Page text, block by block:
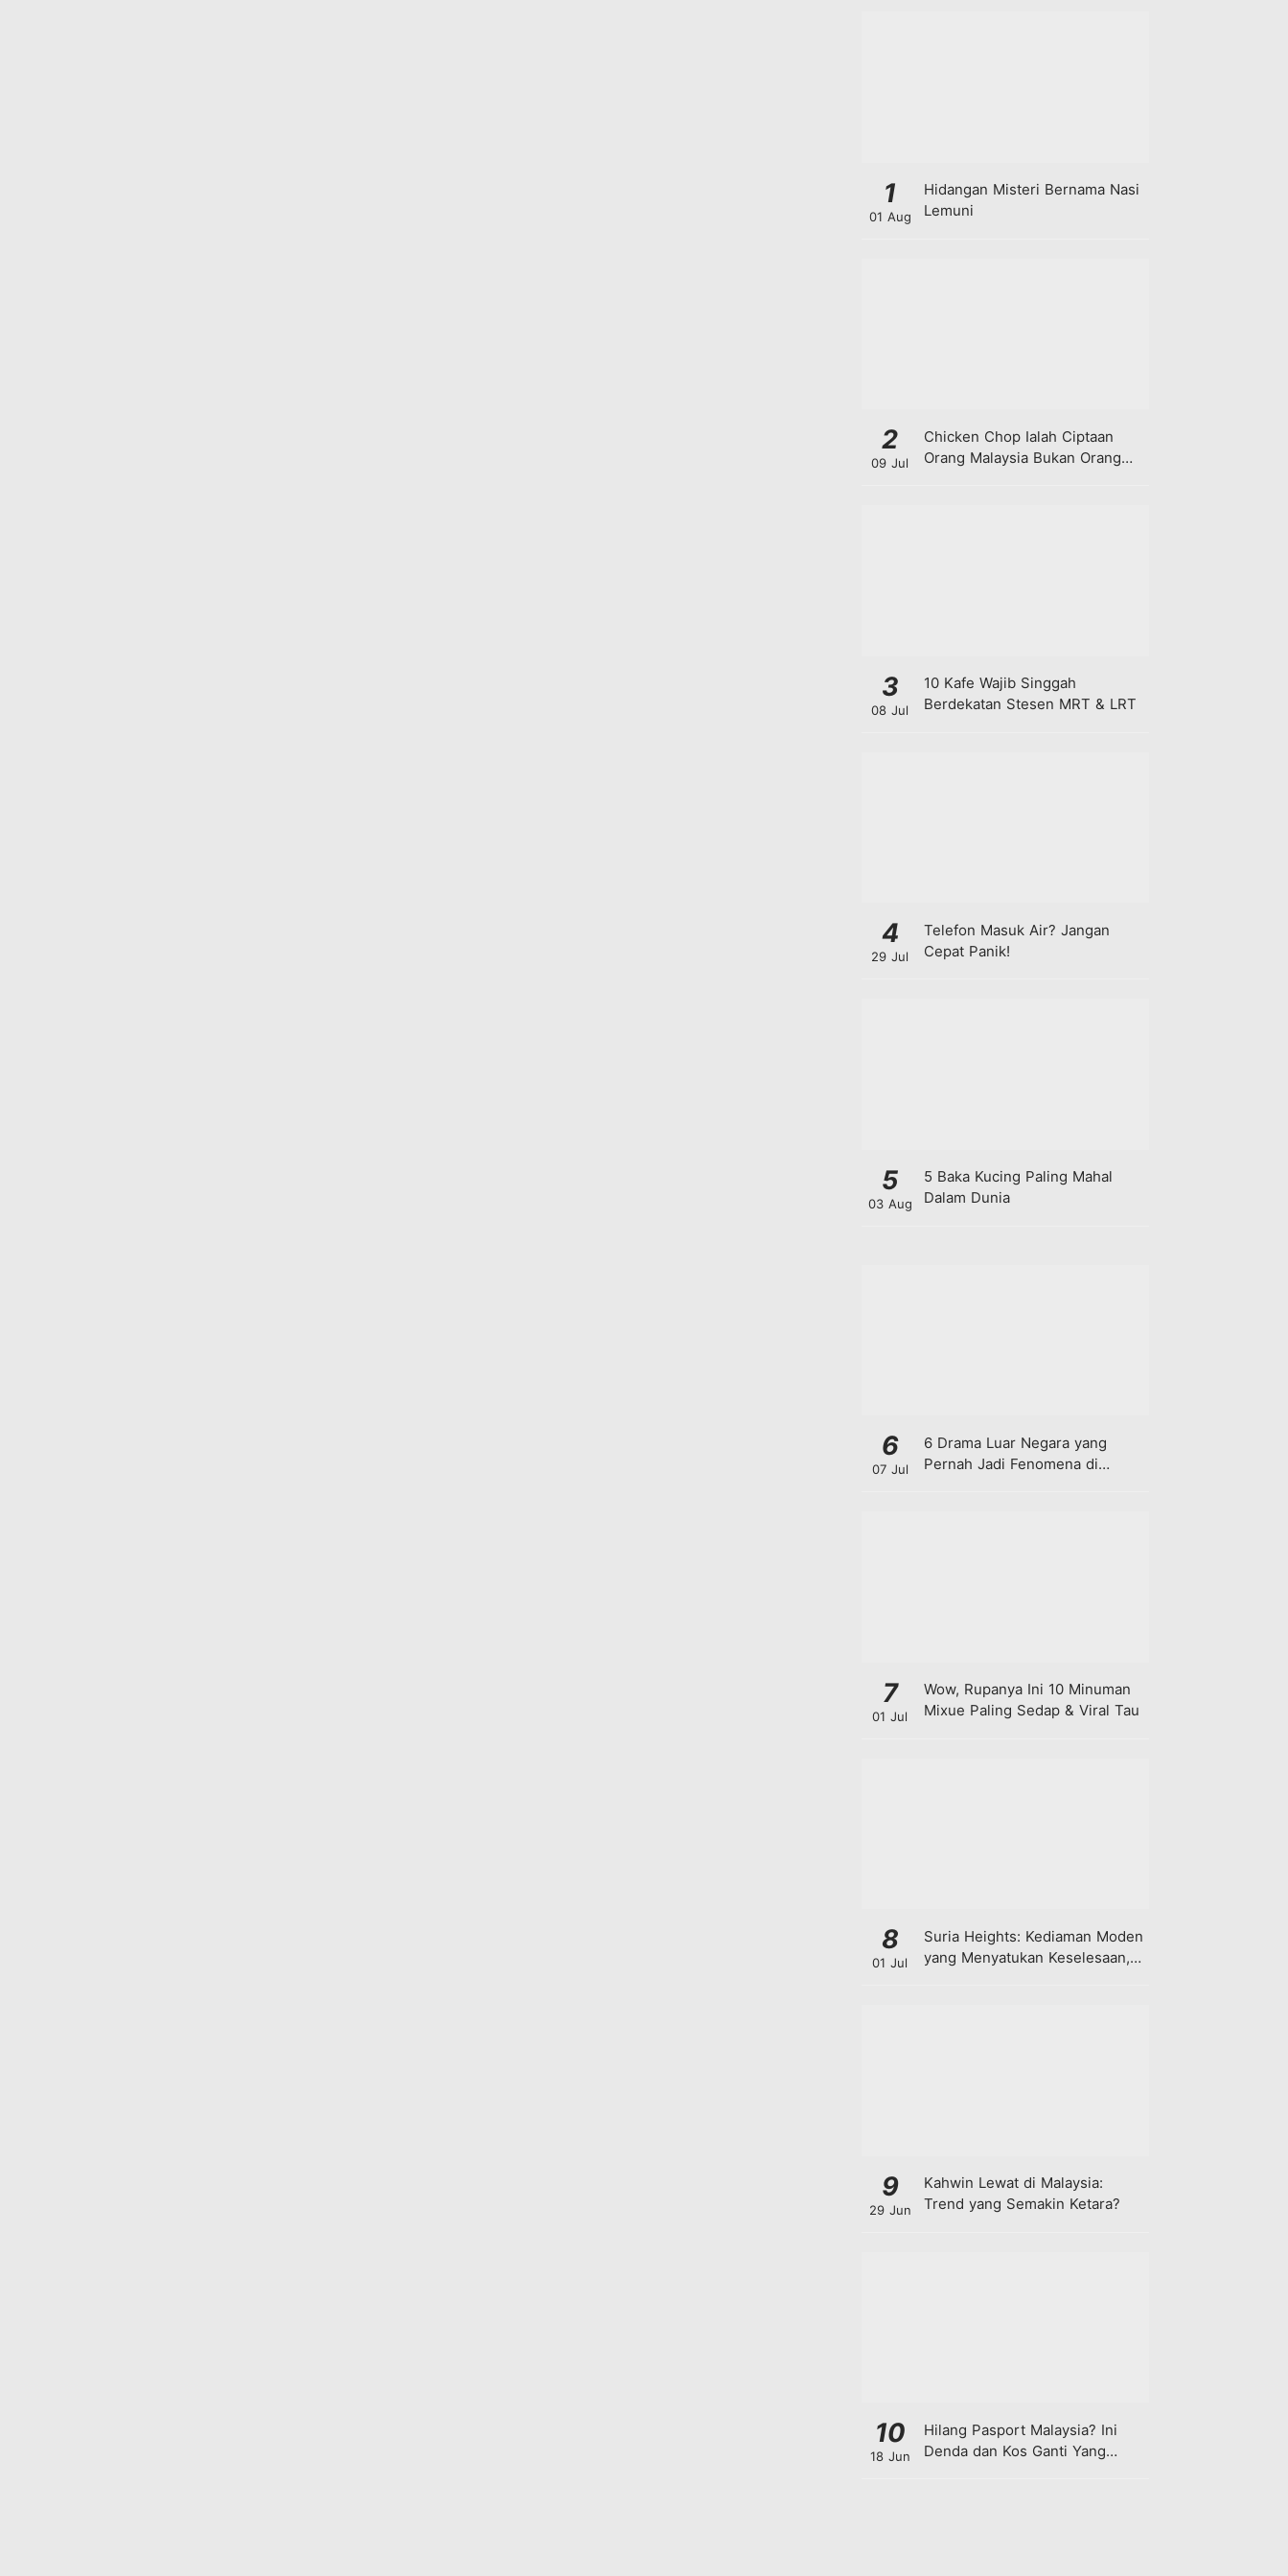
1
01 Aug
Hidangan Misteri Bernama Nasi
Lemuni
2
09 Jul
Chicken Chop Ialah Ciptaan
Orang Malaysia Bukan Orang
3
08 Jul
10 Kafe Wajib Singgah
Berdekatan Stesen MRT & LRT
4
29 Jul
Telefon Masuk Air? Jangan
Cepat Panik!
5
03 Aug
5 Baka Kucing Paling Mahal
Dalam Dunia
6
07 Jul
6 Drama Luar Negara yang
Pernah Jadi Fenomena di
7
01 Jul
Wow, Rupanya Ini 10 Minuman
Mixue Paling Sedap & Viral Tau
8
01 Jul
Suria Heights: Kediaman Moden
yang Menyatukan Keselesaan,
9
29 Jun
Kahwin Lewat di Malaysia:
Trend yang Semakin Ketara?
10
18 Jun
Hilang Pasport Malaysia? Ini
Denda dan Kos Ganti Yang